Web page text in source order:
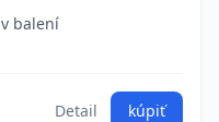
balení
Detail kúpiť